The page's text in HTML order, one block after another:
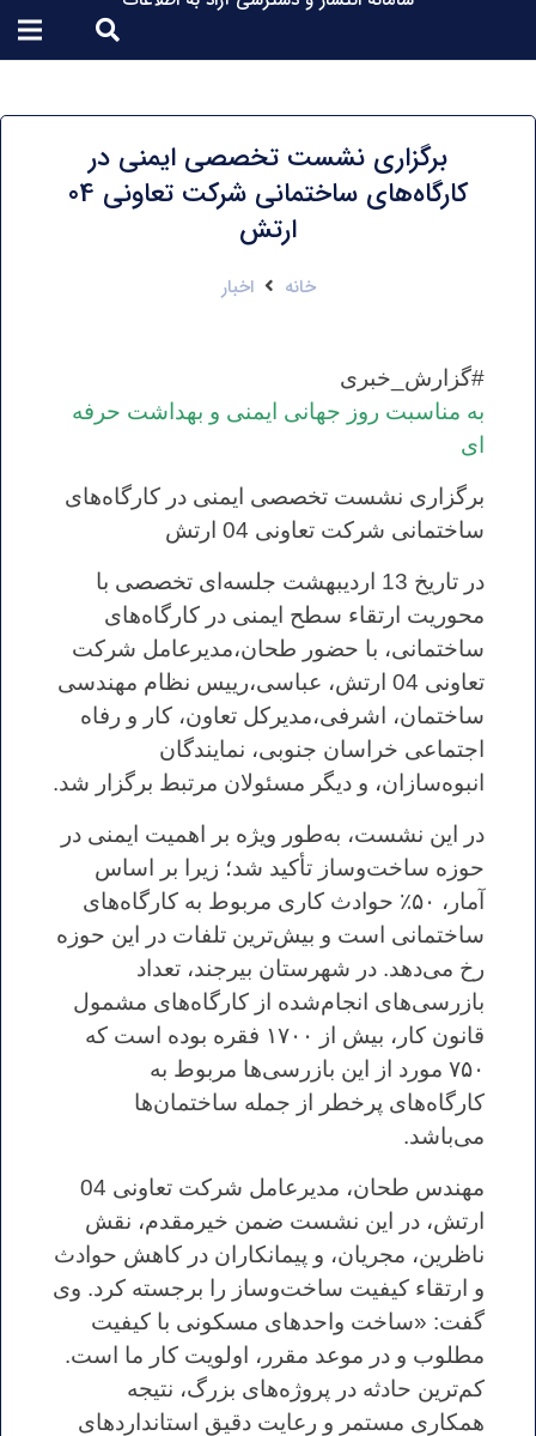
برگزاری نشست تخصصی ایمنی در
کارگاه‌های ساختمانی شرکت تعاونی 04
ارتش
خانه اخبار
#گزارش_خبری
به مناسبت روز جهانی ایمنی و بهداشت حرفه
ای
برگزاری نشست تخصصی ایمنی در کارگاه‌های
ساختمانی شرکت تعاونی 04 ارتش
در تاریخ 13 اردیبهشت جلسه‌ای تخصصی با
محوریت ارتقاء سطح ایمنی در کارگاه‌های
ساختمانی، با حضور طحان،مدیرعامل شرکت
تعاونی 04 ارتش، عباسی،رییس نظام مهندسی
ساختمان، اشرفی،مدیرکل تعاون، کار و رفاه
اجتماعی خراسان جنوبی، نمایندگان
انبوه‌سازان، و دیگر مسئولان مرتبط برگزار شد.
در این نشست، به‌طور ویژه بر اهمیت ایمنی در
حوزه ساخت‌وساز تأکید شد؛ زیرا بر اساس
آمار، ۵۰٪ حوادث کاری مربوط به کارگاه‌های
ساختمانی است و بیش‌ترین تلفات در این حوزه
رخ می‌دهد. در شهرستان بیرجند، تعداد
بازرسی‌های انجام‌شده از کارگاه‌های مشمول
قانون کار، بیش از ۱۷۰۰ فقره بوده است که
۷۵۰ مورد از این بازرسی‌ها مربوط به
کارگاه‌های پرخطر از جمله ساختمان‌ها
می‌باشد.
مهندس طحان، مدیرعامل شرکت تعاونی 04
ارتش، در این نشست ضمن خیرمقدم، نقش
ناظرین، مجریان، و پیمانکاران در کاهش حوادث
و ارتقاء کیفیت ساخت‌وساز را برجسته کرد. وی
گفت: «ساخت واحدهای مسکونی با کیفیت
مطلوب و در موعد مقرر، اولویت کار ما است.
کم‌ترین حادثه در پروژه‌های بزرگ، نتیجه
همکاری مستمر و رعایت دقیق استانداردهای